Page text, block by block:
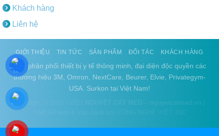
Khách hàng
Liên hệ
GIỚI THIỆU TIN TỨC SẢN PHẨM ĐỐI TÁC KHÁCH HÀNG
Nhà phân phối thiết bị y tế thông minh, đại diện độc quyền các
thương hiệu 3M, Omron, NextCare, Beurer, Elvie, Privategym-
USA. Surkon tại Việt Nam!
Copyright © 2010 - 2023 NGUYỆT CÁT MED – nguyetcatmed.vn